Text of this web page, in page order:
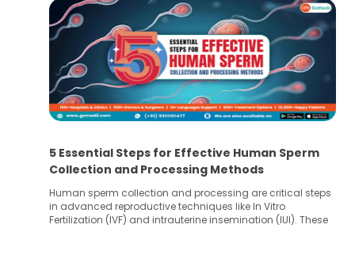
5 Essential Steps for Effective Human Sperm
Collection and Processing Methods
Human sperm collection and processing are critical steps
in advanced reproductive techniques like In Vitro
Fertilization (IVF) and intrauterine insemination (IUI). These